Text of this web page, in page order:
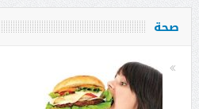
صحة